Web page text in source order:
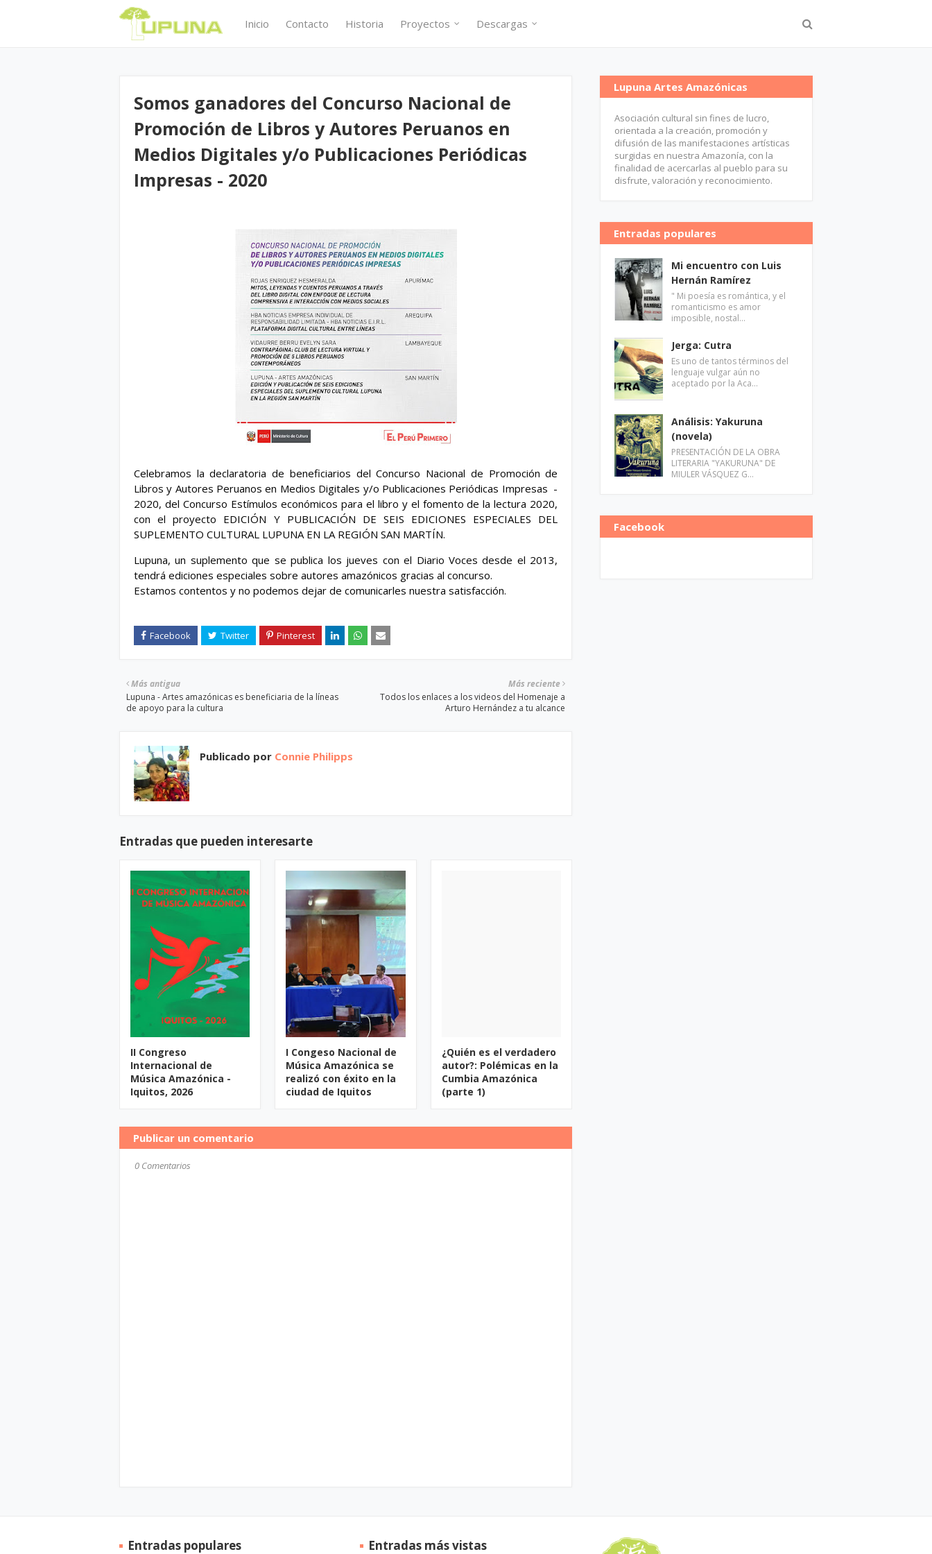
Inicio Contacto Historia Proyectos Descargas
Somos ganadores del Concurso Nacional de
Promoción de Libros y Autores Peruanos en
Medios Digitales y/o Publicaciones Periódicas
Impresas - 2020
Celebramos la declaratoria de beneficiarios del Concurso Nacional de Promoción de
Libros y Autores Peruanos en Medios Digitales y/o Publicaciones Periódicas Impresas  -
2020, del Concurso Estímulos económicos para el libro y el fomento de la lectura 2020,
con el proyecto EDICIÓN Y PUBLICACIÓN DE SEIS EDICIONES ESPECIALES DEL
SUPLEMENTO CULTURAL LUPUNA EN LA REGIÓN SAN MARTÍN.
Lupuna, un suplemento que se publica los jueves con el Diario Voces desde el 2013,
tendrá ediciones especiales sobre autores amazónicos gracias al concurso.
Estamos contentos y no podemos dejar de comunicarles nuestra satisfacción.
Más reciente
Todos los enlaces a los videos del Homenaje a
Arturo Hernández a tu alcance
Más antigua
Lupuna - Artes amazónicas es beneficiaria de la líneas
de apoyo para la cultura
Publicado por Connie Philipps
Entradas que pueden interesarte
II Congreso
Internacional de
Música Amazónica -
Iquitos, 2026
I Congeso Nacional de
Música Amazónica se
realizó con éxito en la
ciudad de Iquitos
¿Quién es el verdadero
autor?: Polémicas en la
Cumbia Amazónica
(parte 1)
Publicar un comentario
0 Comentarios
Lupuna Artes Amazónicas
Asociación cultural sin fines de lucro,
orientada a la creación, promoción y
difusión de las manifestaciones artísticas
surgidas en nuestra Amazonía, con la
finalidad de acercarlas al pueblo para su
disfrute, valoración y reconocimiento.
Entradas populares
Mi encuentro con Luis
Hernán Ramírez
" Mi poesía es romántica, y el
romanticismo es amor
imposible, nostal…
Jerga: Cutra
Es uno de tantos términos del
lenguaje vulgar aún no
aceptado por la Aca…
Análisis: Yakuruna
(novela)
PRESENTACIÓN DE LA OBRA
LITERARIA "YAKURUNA" DE
MIULER VÁSQUEZ G…
Facebook
Entradas populares Entradas más vistas